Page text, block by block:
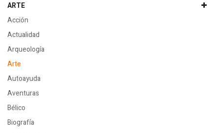
ARTE
Acción
Actualidad
Arqueología
Arte
Autoayuda
Aventuras
Bélico
Biografía